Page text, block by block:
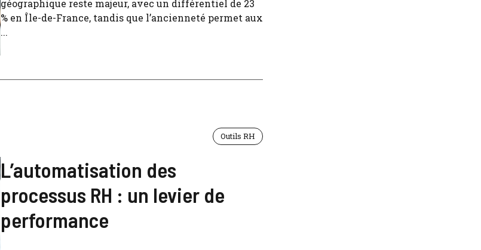
géographique reste majeur, avec un différentiel de 23
% en Île-de-France, tandis que l’ancienneté permet aux
...
Outils RH
L’automatisation des
processus RH : un levier de
performance